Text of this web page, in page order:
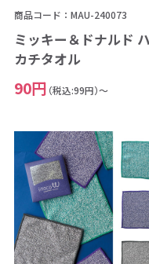
商品コード：MAU-240073
ミッキー＆ドナルド
カチタオル
90円 （税込:99円）～